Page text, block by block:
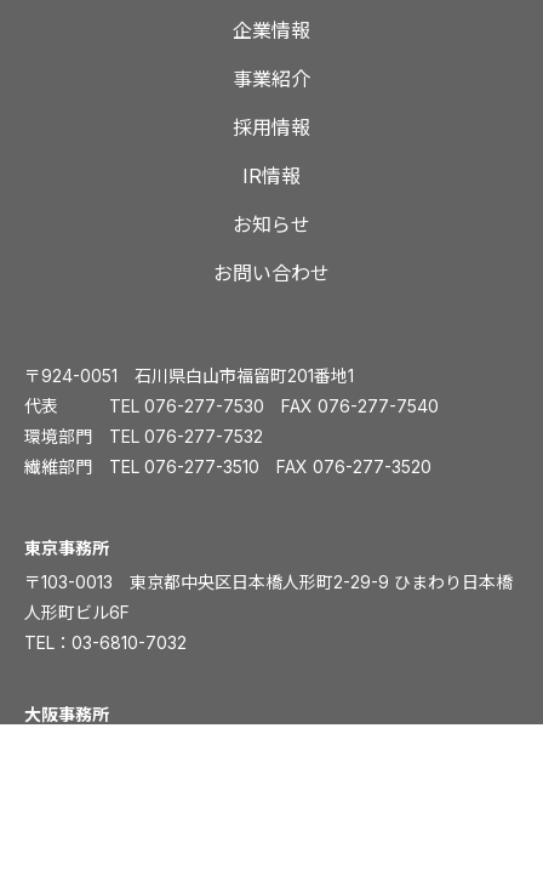
企業情報
事業紹介
採用情報
IR情報
お知らせ
お問い合わせ
〒924-0051 石川県白山市福留町201番地1
代表 TEL 076-277-7530 FAX 076-277-7540
環境部門 TEL 076-277-7532
繊維部門 TEL 076-277-3510 FAX 076-277-3520
️東京事務所
〒103-0013 東京都中央区日本橋人形町2-29-9 ひまわり日本橋
人形町ビル6F
TEL： 03-6810-7032
大阪事務所